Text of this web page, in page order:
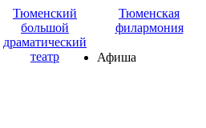
Тюменский
большой
драматический
театр
Тюменская
филармония
Афиша